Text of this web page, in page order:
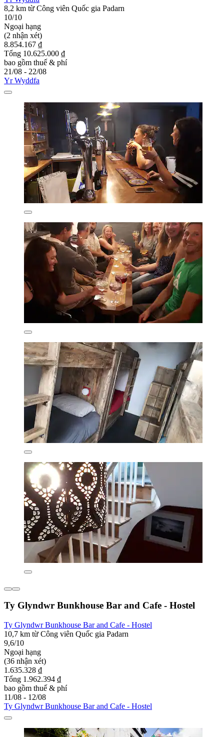
8,2 km từ Công viên Quốc gia Padarn
10/10
Ngoại hạng
(2 nhận xét)
8.854.167 ₫
Tổng 10.625.000 ₫
bao gồm thuế & phí
21/08 - 22/08
Yr Wyddfa
Ty Glyndwr Bunkhouse Bar and Cafe - Hostel
Ty Glyndwr Bunkhouse Bar and Cafe - Hostel
10,7 km từ Công viên Quốc gia Padarn
9,6/10
Ngoại hạng
(36 nhận xét)
1.635.328 ₫
Tổng 1.962.394 ₫
bao gồm thuế & phí
11/08 - 12/08
Ty Glyndwr Bunkhouse Bar and Cafe - Hostel